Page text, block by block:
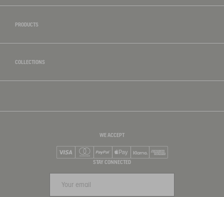
PRODUCTS
COLLECTIONS
WE ACCEPT
Mastercard
PayPalApple Pay
STAY CONNECTED